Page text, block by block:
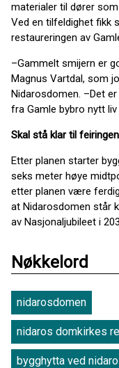
materialer til dører
Ved en tilfeldighet fikk
restaureringen av
–Gammelt smijern er
Magnus Vartdal, som
Nidarosdomen. –Det
fra Gamle bybro nytt
Skal stå klar til
Etter planen starter
seks meter høye
etter planen være
at Nidarosdomen står
av Nasjonaljubileet i
Nøkkelord
nidarosdomen
nidaros domkirkes
bygghytta ved